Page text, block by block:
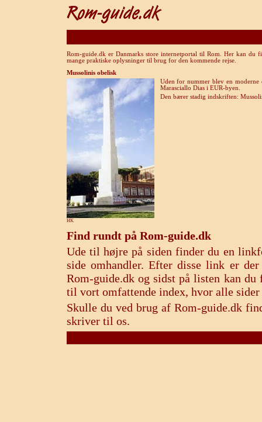
Rom-guide.dk er Danmarks store internetportal til Rom. Her kan du
mange praktiske oplysninger til brug for den kommende rejse.
Mussolinis obelisk
Uden for nummer blev en
Marasciallo Dias i EUR-byen.
Den bærer stadig indskriften:
HK
Find rundt på Rom-guide.dk
Ude til højre på siden finder du en
side omhandler. Efter disse link er
Rom-guide.dk og sidst på listen kan
til vort omfattende index, hvor alle
Skulle du ved brug af Rom-guide.dk
skriver til os.